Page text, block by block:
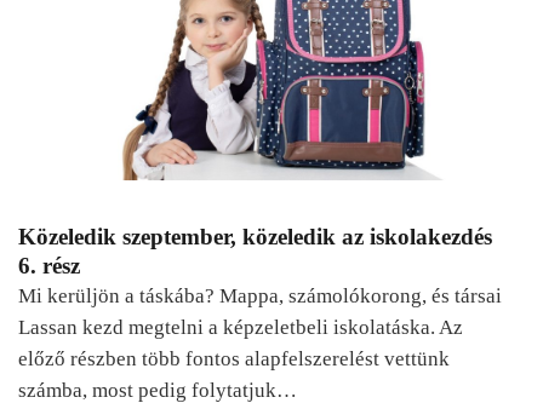
Közeledik szeptember, közeledik az iskolakezdés
6. rész
Mi kerüljön a táskába? Mappa, számolókorong, és társai
Lassan kezd megtelni a képzeletbeli iskolatáska. Az
előző részben több fontos alapfelszerelést vettünk
számba, most pedig folytatjuk…